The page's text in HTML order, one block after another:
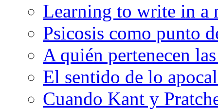
Learning to write in a
Psicosis como punto
A quién pertenecen
El sentido de lo
Cuando Kant y